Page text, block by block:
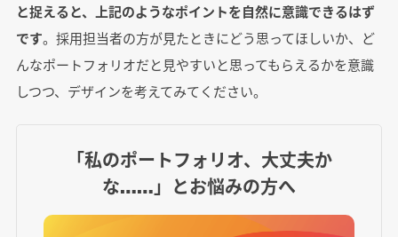
と捉えると、上記のようなポイントを自然に意識できるはず
です。採用担当者の方が見たときにどう思ってほしいか、ど
んなポートフォリオだと見やすいと思ってもらえるかを意識
しつつ、デザインを考えてみてください。
「私のポートフォリオ、大丈夫か
な……」とお悩みの方へ